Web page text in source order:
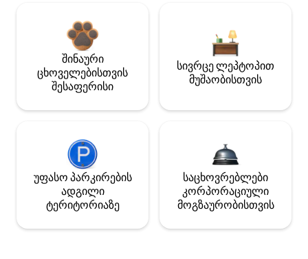
შინაური
ცხოველებისთვის
შესაფერისი
სივრცე ლეპტოპით
მუშაობისთვის
უფასო პარკირების
ადგილი
ტერიტორიაზე
საცხოვრებლები
კორპორაციული
მოგზაურობისთვის